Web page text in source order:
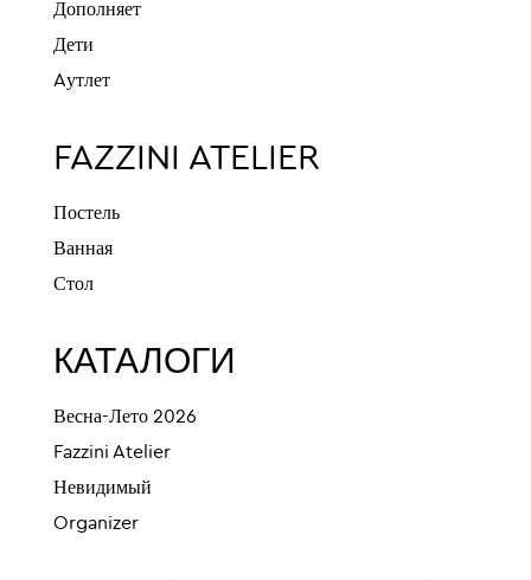
Дополняет
Дети
Aутлет
FAZZINI ATELIER
Постель
Ванная
Стол
КАТАЛОГИ
Весна-Лето 2026
Fazzini Atelier
Невидимый
Organizer